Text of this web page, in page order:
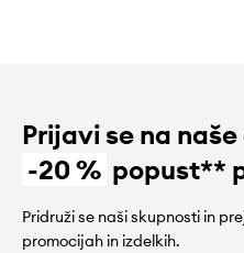
Prijavi se na
-20 % popust**
Pridruži se naši skupnosti in
promocijah in izdelkih.